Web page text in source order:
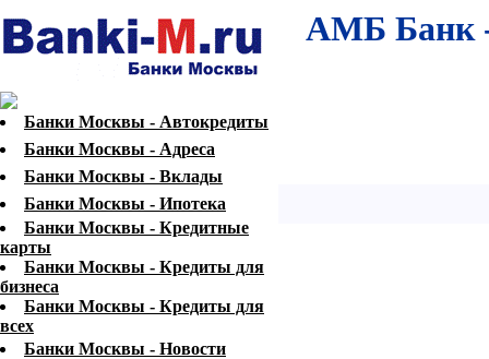
АМБ Банк -
Банки Москвы - Автокредиты
Банки Москвы - Адреса
Банки Москвы - Вклады
Банки Москвы - Ипотека
Банки Москвы - Кредитные
карты
Банки Москвы - Кредиты для
бизнеса
Банки Москвы - Кредиты для
всех
Банки Москвы - Новости